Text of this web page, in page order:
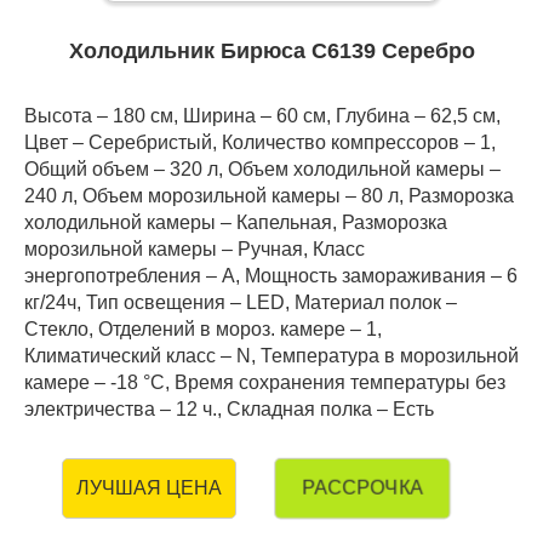
Холодильник Бирюса C6139 Серебро
Высота – 180 см, Ширина – 60 см, Глубина – 62,5 см,
Цвет – Серебристый, Количество компрессоров – 1,
Общий объем – 320 л, Объем холодильной камеры –
240 л, Объем морозильной камеры – 80 л, Разморозка
холодильной камеры – Капельная, Разморозка
морозильной камеры – Ручная, Класс
энергопотребления – А, Мощность замораживания – 6
кг/24ч, Тип освещения – LED, Материал полок –
Стекло, Отделений в мороз. камере – 1,
Климатический класс – N, Температура в морозильной
камере – -18 °C, Время сохранения температуры без
электричества – 12 ч., Складная полка – Есть
ЛУЧШАЯ ЦЕНА РАССРОЧКА